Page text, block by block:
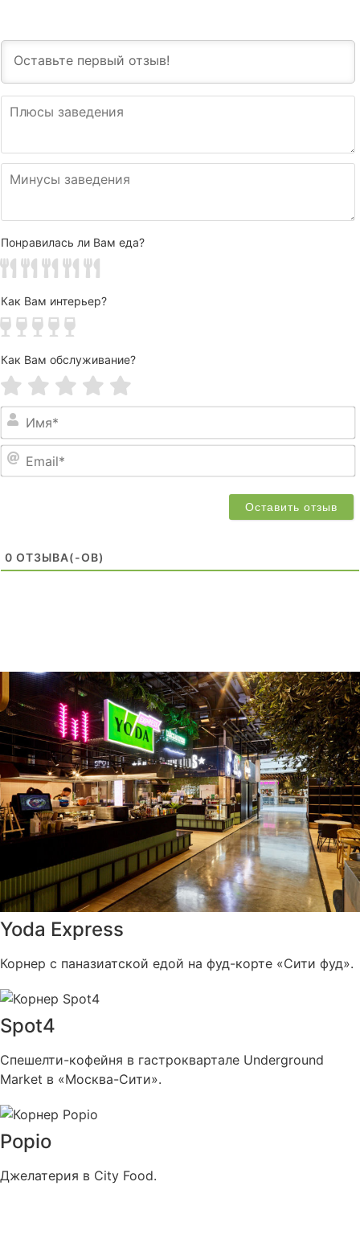
Понравилась ли Вам еда?
Как Вам интерьер?
Как Вам обслуживание?
0 ОТЗЫВA(-ОВ)
Yoda Express
Корнер с паназиатской едой на фуд-корте «Сити фуд».
Spot4
Спешелти-кофейня в гастроквартале Underground
Market в «Москва-Cити».
Popio
Джелатерия в City Food.